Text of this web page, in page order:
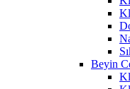
Beyin